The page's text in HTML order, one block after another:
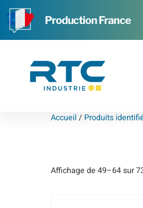
Production France
Accueil / Produits
Affichage de 49–64 sur